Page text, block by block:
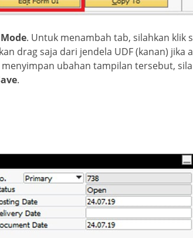
. Untuk menambah tab, silahkan klik
drag saja dari jendela UDF (kanan) jika
ubahan tampilan tersebut,
.